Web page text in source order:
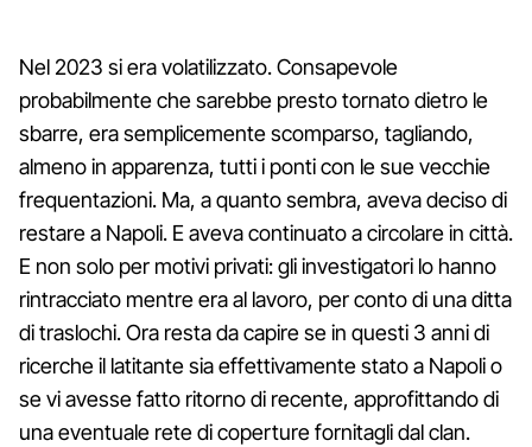
Nel 2023 si era volatilizzato. Consapevole
probabilmente che sarebbe presto tornato dietro le
sbarre, era semplicemente scomparso, tagliando,
almeno in apparenza, tutti i ponti con le sue vecchie
frequentazioni. Ma, a quanto sembra, aveva deciso di
restare a Napoli. E aveva continuato a circolare in città.
E non solo per motivi privati: gli investigatori lo hanno
rintracciato mentre era al lavoro, per conto di una ditta
di traslochi. Ora resta da capire se in questi 3 anni di
ricerche il latitante sia effettivamente stato a Napoli o
se vi avesse fatto ritorno di recente, approfittando di
una eventuale rete di coperture fornitagli dal clan.